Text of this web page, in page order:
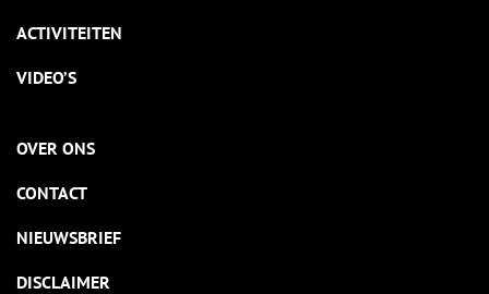
ACTIVITEITEN
VIDEO’S
OVER ONS
CONTACT
NIEUWSBRIEF
DISCLAIMER